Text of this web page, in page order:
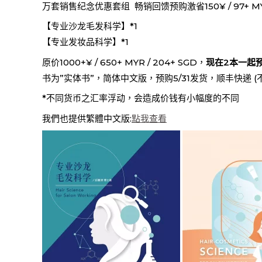
万套销售纪念优惠套组 畅销回馈预购激省150¥ / 97+
【专业沙龙毛发科学】*1
【专业发妆品科学】*1
原价1000+¥ / 650+ MYR / 204+ SGD， 现在2本一起
书为”实体书”，简体中文版，预购5/31发货，顺丰快递 (
*不同货币之汇率浮动，会造成价钱有小幅度的不同
我們也提供繁體中文版:點我查看